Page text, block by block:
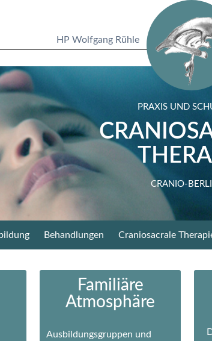
HP Wolfgang Rühle
PRAXIS UND
CRANIO-
Behandlungen Craniosacrale
Familiäre
Atmosphäre
Ausbildungsgruppen und